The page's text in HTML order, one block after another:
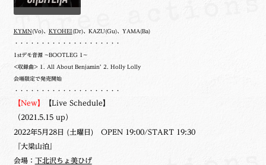
KYMN(Vo)、 KYOHEI (Dr)、KAZU(Gu)、YAMA(Ba)
・・・・・・・・・・・・・・・・・・・・
1stデモ音源 ~BOOTLEG 1~
<収録曲> 1. All About Benjamin’ 2. Holly Lolly
会場限定で発売開始
・・・・・・・・・・・・・・・・・・・・
【New】 【Live Schedule】
（2021.5.15 up）
2022年5月28日 (土曜日) OPEN 19:00/START 19:30
『大梁山泊』
会場： 下北沢ちょ美ひげ